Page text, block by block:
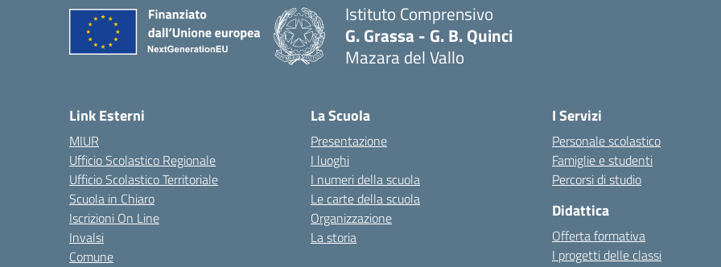
Istituto Comprensivo
G. Grassa - G. B. Quinci
Mazara del Vallo
Link Esterni
MIUR
Ufficio Scolastico Regionale
Ufficio Scolastico Territoriale
Scuola in Chiaro
Iscrizioni On Line
Invalsi
Comune
La Scuola
Presentazione
I luoghi
I numeri della scuola
Le carte della scuola
Organizzazione
La storia
I Servizi
Personale scolastico
Famiglie e studenti
Percorsi di studio
Didattica
Offerta formativa
I progetti delle classi